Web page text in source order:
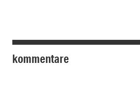
kommentare